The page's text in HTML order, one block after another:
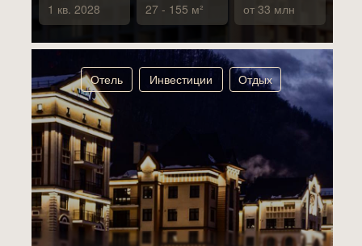
Отдых
Инвестиции
Отель
от 33 млн
27 - 155 м²
1 кв. 2028